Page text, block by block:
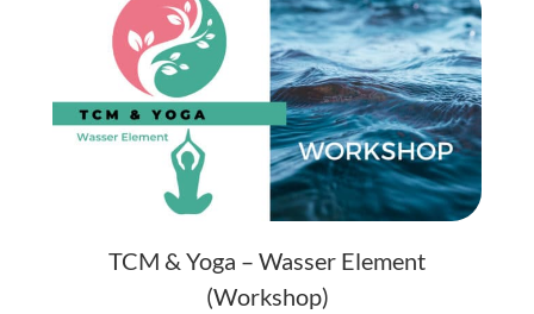
TCM & Yoga – Wasser Element
(Workshop)